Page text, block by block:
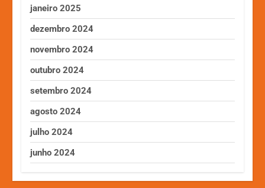
janeiro 2025
dezembro 2024
novembro 2024
outubro 2024
setembro 2024
agosto 2024
julho 2024
junho 2024